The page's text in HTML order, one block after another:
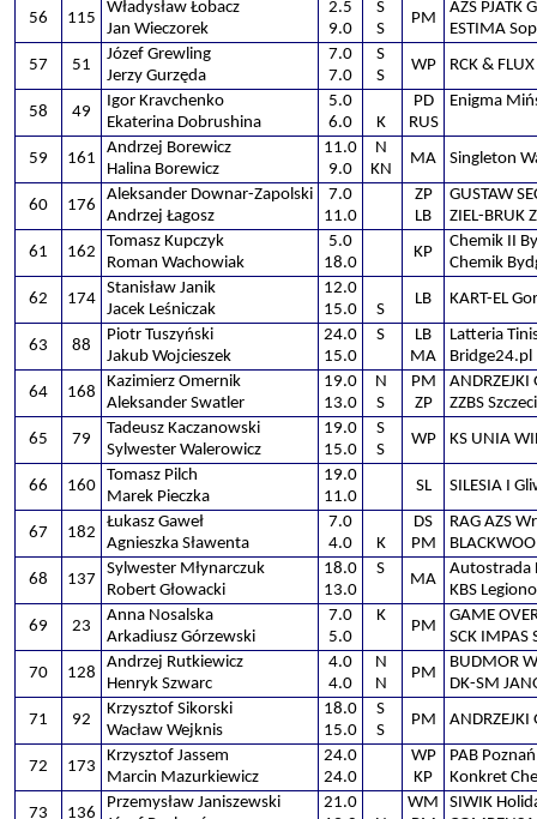
56
115
Władysław Łobacz
Jan Wieczorek
2.5
9.0
S
S
PM
AZS PJATK
ESTIMA
57
51
Józef Grewling
Jerzy Gurzęda
7.0
7.0
S
S
WP RCK &
58 49
Igor Kravchenko
Ekaterina Dobrushina
5.0
6.0
K
PD
RUS
Enigma
59 161
Andrzej Borewicz
Halina Borewicz
11.0
9.0
N
KN
MA Singleton
60 176
Aleksander Downar-Zapolski
Andrzej Łagosz
7.0
11.0
ZP
LB
GUSTAW
ZIEL-BRUK
61
162
Tomasz Kupczyk
Roman Wachowiak
5.0
18.0
KP
Chemik II
Chemik
62
174
Stanisław Janik
Jacek Leśniczak
12.0
15.0
S
LB KART-EL
63 88
Piotr Tuszyński
Jakub Wojcieszek
24.0
15.0
S
LB
MA
Latteria
Bridge24.pl
64
168
Kazimierz Omernik
Aleksander Swatler
19.0
13.0
N
S
PM
ZP
ANDRZEJKI
ZZBS
65
79
Tadeusz Kaczanowski
Sylwester Walerowicz
19.0
15.0
S
S
WP KS UNIA
66 160
Tomasz Pilch
Marek Pieczka
19.0
11.0
SL SILESIA I
67 182
Łukasz Gaweł
Agnieszka Sławenta
7.0
4.0
K
DS
PM
RAG AZS
68
137
Sylwester Młynarczuk
Robert Głowacki
18.0
13.0
S
MA
Autostrada
KBS
69
23
Anna Nosalska
Arkadiusz Górzewski
7.0
5.0
K
PM
GAME
SCK IMPAS
70
128
Andrzej Rutkiewicz
Henryk Szwarc
4.0
4.0
N
N
PM
BUDMOR
DK-SM
71
92
Krzysztof Sikorski
Wacław Wejknis
18.0
15.0
S
S
PM ANDRZEJKI
72 173
Krzysztof Jassem
Marcin Mazurkiewicz
24.0
24.0
WP
KP
PAB Poznań
Konkret
73
136
Przemysław Janiszewski
21.0
WM
SIWIK